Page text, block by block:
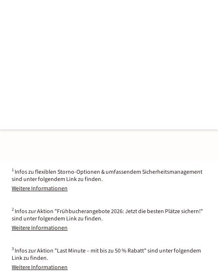
1 Infos zu flexiblen Storno-Optionen & umfassendem Sicherheitsmanagement
sind unter folgendem Link zu finden.
Weitere Informationen
2 Infos zur Aktion "Frühbucherangebote 2026: Jetzt die besten Plätze sichern!"
sind unter folgendem Link zu finden.
Weitere Informationen
3 Infos zur Aktion "Last Minute – mit bis zu 50 % Rabatt" sind unter folgendem
Link zu finden.
Weitere Informationen